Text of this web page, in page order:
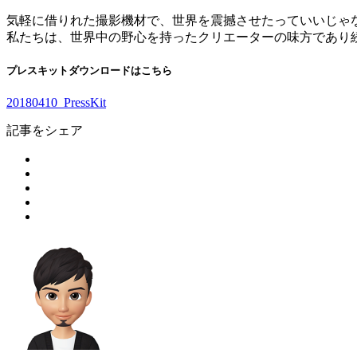
気軽に借りれた撮影機材で、世界を震撼させたっていいじゃ
私たちは、世界中の野心を持ったクリエーターの味方であり
プレスキットダウンロードはこちら
20180410_PressKit
記事をシェア